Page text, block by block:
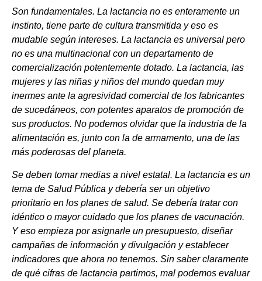
Son fundamentales. La lactancia no es enteramente un
instinto, tiene parte de cultura transmitida y eso es
mudable según intereses. La lactancia es universal pero
no es una multinacional con un departamento de
comercialización potentemente dotado. La lactancia, las
mujeres y las niñas y niños del mundo quedan muy
inermes ante la agresividad comercial de los fabricantes
de sucedáneos, con potentes aparatos de promoción de
sus productos. No podemos olvidar que la industria de la
alimentación es, junto con la de armamento, una de las
más poderosas del planeta.
Se deben tomar medias a nivel estatal. La lactancia es un
tema de Salud Pública y debería ser un objetivo
prioritario en los planes de salud. Se debería tratar con
idéntico o mayor cuidado que los planes de vacunación.
Y eso empieza por asignarle un presupuesto, diseñar
campañas de información y divulgación y establecer
indicadores que ahora no tenemos. Sin saber claramente
de qué cifras de lactancia partimos, mal podemos evaluar